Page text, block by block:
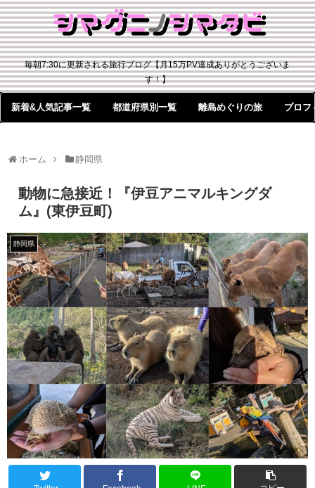
毎朝7:30に更新される旅行ブログ【月15万PV達成ありがとうございま
す！】
新着&人気記事一覧 都道府県別一覧 離島めぐりの旅 プロフ
ホーム 静岡県
動物に急接近！『伊豆アニマルキングダ
ム』(東伊豆町)
静岡県